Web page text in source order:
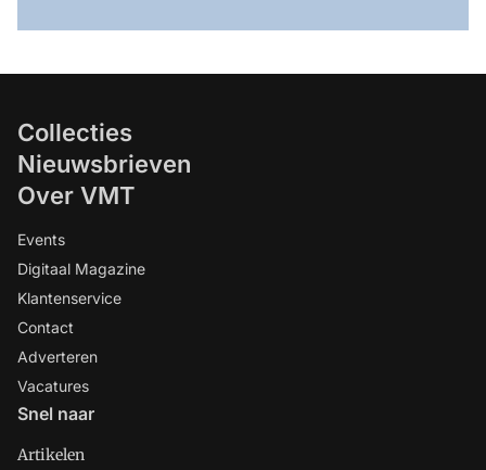
Collecties
Nieuwsbrieven
Over VMT
Events
Digitaal Magazine
Klantenservice
Contact
Adverteren
Vacatures
Snel naar
Artikelen